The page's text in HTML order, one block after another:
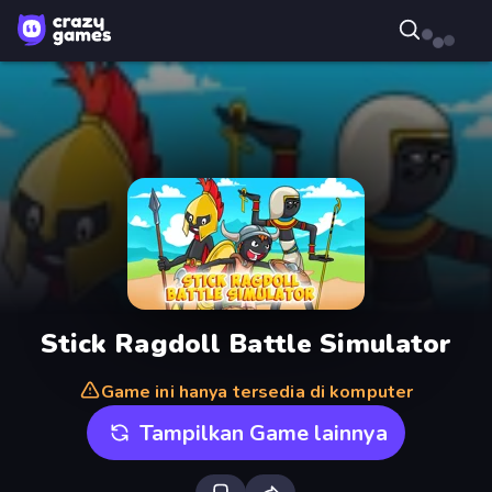
Stick Ragdoll Battle Simulator
Game ini hanya tersedia di komputer
Tampilkan Game lainnya